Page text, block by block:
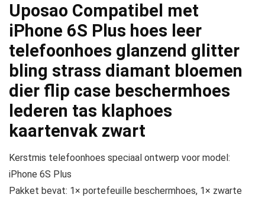
Uposao Compatibel met
iPhone 6S Plus hoes leer
telefoonhoes glanzend glitter
bling strass diamant bloemen
dier flip case beschermhoes
lederen tas klaphoes
kaartenvak zwart
Kerstmis telefoonhoes speciaal ontwerp voor model:
iPhone 6S Plus
Pakket bevat: 1× portefeuille beschermhoes, 1× zwarte